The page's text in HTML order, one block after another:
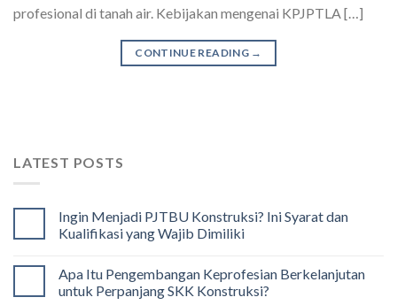
profesional di tanah air. Kebijakan mengenai KPJPTLA […]
CONTINUE READING →
LATEST POSTS
Ingin Menjadi PJTBU Konstruksi? Ini Syarat dan
Kualifikasi yang Wajib Dimiliki
Apa Itu Pengembangan Keprofesian Berkelanjutan
untuk Perpanjang SKK Konstruksi?